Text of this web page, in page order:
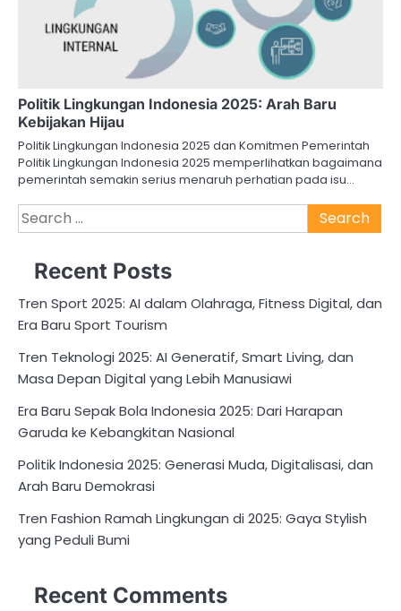
Politik Lingkungan Indonesia 2025: Arah Baru
Kebijakan Hijau
Politik Lingkungan Indonesia 2025 dan Komitmen Pemerintah
Politik Lingkungan Indonesia 2025 memperlihatkan bagaimana
pemerintah semakin serius menaruh perhatian pada isu…
Search
for:
Recent Posts
Tren Sport 2025: AI dalam Olahraga, Fitness Digital, dan
Era Baru Sport Tourism
Tren Teknologi 2025: AI Generatif, Smart Living, dan
Masa Depan Digital yang Lebih Manusiawi
Era Baru Sepak Bola Indonesia 2025: Dari Harapan
Garuda ke Kebangkitan Nasional
Politik Indonesia 2025: Generasi Muda, Digitalisasi, dan
Arah Baru Demokrasi
Tren Fashion Ramah Lingkungan di 2025: Gaya Stylish
yang Peduli Bumi
Recent Comments